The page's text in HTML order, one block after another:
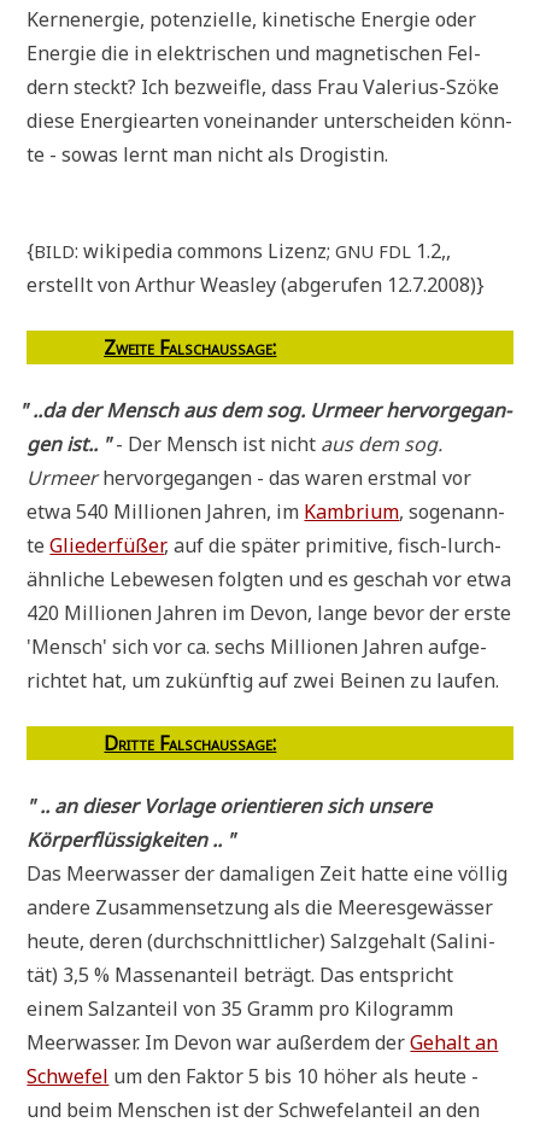
Kern­ener­gie, poten­zi­el­le, kine­ti­sche Ener­gie oder
Ener­gie die in elek­tri­schen und magne­ti­schen Fel­
dern steckt? Ich bezweif­le, dass Frau Vale­ri­us-Szö­ke
die­se Ener­gie­ar­ten von­ein­an­der unter­schei­den könn­
te - sowas lernt man nicht als Drogistin.
{BILD: wiki­pe­dia com­mons Lizenz;GNU FDL 1.2,,
erstellt von Arthur Weas­ley (abge­ru­fen 12.7.2008)}
Zwei­te Falsch­aus­sa­ge:
"..da der Mensch aus dem sog. Urmeer her­vor­ge­gan­
gen ist.. "- Der Mensch ist nicht aus dem sog.
Urmeerher­vor­ge­gan­gen - das waren erst­mal vor
etwa 540 Mil­lio­nen Jah­ren, im Kam­bri­um, soge­nann­
teGlie­der­fü­ßer, auf die spä­ter pri­mi­ti­ve, fisch-lurch-
ähn­li­che Lebe­we­sen folg­ten und es geschah vor etwa
420 Mil­lio­nen Jah­ren im Devon, lan­ge bevor der erste
'Mensch' sich vor ca. sechs Mil­lio­nen Jah­ren auf­ge­
rich­tet hat, um zukünf­tig auf zwei Bei­nen zu laufen.
Drit­te Falsch­aus­sa­ge:
" .. an die­ser Vor­la­ge ori­en­tie­ren sich unse­re
Körperflüssigkeiten .. "
Das Meer­was­ser der dama­li­gen Zeit hat­te eine völ­lig
ande­re Zusam­men­set­zung als die Mee­res­ge­wäs­ser
heu­te, deren (durch­schnitt­li­cher) Salz­ge­halt (Sali­ni­
tät) 3,5 % Mas­sen­an­teil beträgt. Das ent­spricht
einem Salz­an­teil von 35 Gramm pro Kilo­gramm
Meer­was­ser. Im Devon war außer­dem derGehalt an
Schwe­fel um den Fak­tor 5 bis 10 höher als heu­te -
und beim Men­schen ist der Schwe­fel­an­teil an den